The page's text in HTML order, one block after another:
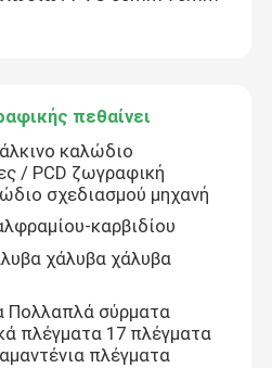
πεθαίνει
καλώδιο
/ PCD ζωγραφική
σχεδιασμού μηχανή
καρβιδίου
χάλυβα χάλυβα
Πολλαπλά σύρματα
πλέγματα 17 πλέγματα
πλέγματα